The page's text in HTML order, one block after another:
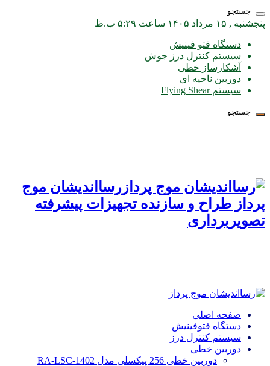
پنجشنبه , ۱۵ مرداد ۱۴۰۵ ساعت ۵:۲۹ ب.ظ
دستگاه فتو فینیش
سیستم کنترل درز جوش
آشکارساز خطی
دوربین ناحیه ای
سیستم Flying Shear
رسااندیشان موج
پرداز طراح و سازنده تجهیزات پیشرفته
تصویربرداری
صفحه اصلی
دستگاه فتوفینیش
سیستم کنترل درز
دوربین خطی
دوربین خطی 256 پیکسلی مدل RA-LSC-1402